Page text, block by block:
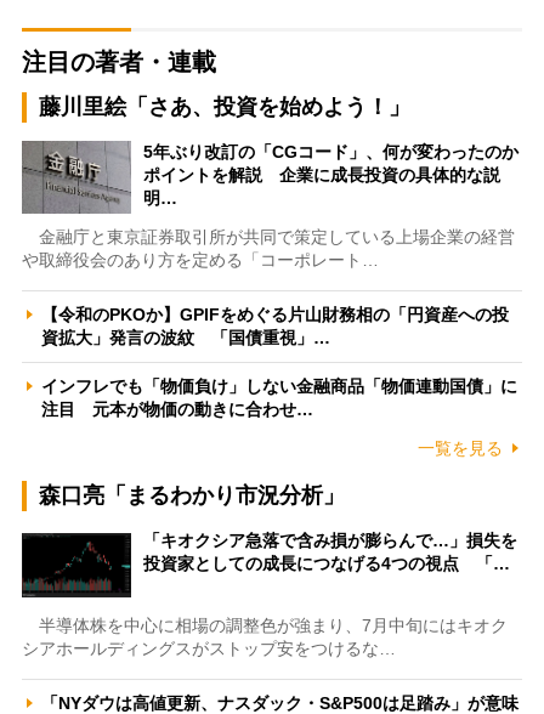
注目の著者・連載
藤川里絵「さあ、投資を始めよう！」
5年ぶり改訂の「CGコード」、何が変わったのか
ポイントを解説 企業に成長投資の具体的な説
明…
金融庁と東京証券取引所が共同で策定している上場企業の経営
や取締役会のあり方を定める「コーポレート…
【令和のPKOか】GPIFをめぐる片山財務相の「円資産への投
資拡大」発言の波紋 「国債重視」…
インフレでも「物価負け」しない金融商品「物価連動国債」に
注目 元本が物価の動きに合わせ…
一覧を見る
森口亮「まるわかり市況分析」
「キオクシア急落で含み損が膨らんで…」損失を
投資家としての成長につなげる4つの視点 「…
半導体株を中心に相場の調整色が強まり、7月中旬にはキオク
シアホールディングスがストップ安をつけるな…
「NYダウは高値更新、ナスダック・S&P500は足踏み」が意味